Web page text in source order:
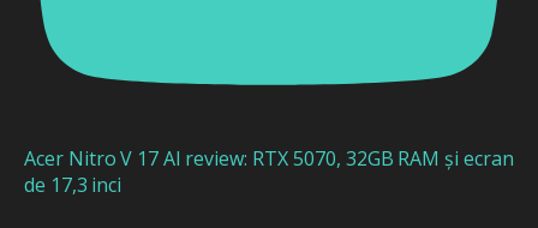
Acer Nitro V 17 AI review: RTX 5070, 32GB RAM și ecran
de 17,3 inci